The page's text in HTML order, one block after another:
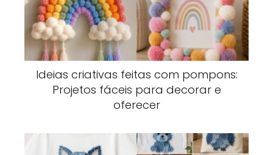
Ideias criativas feitas com pompons:
Projetos fáceis para decorar e
oferecer